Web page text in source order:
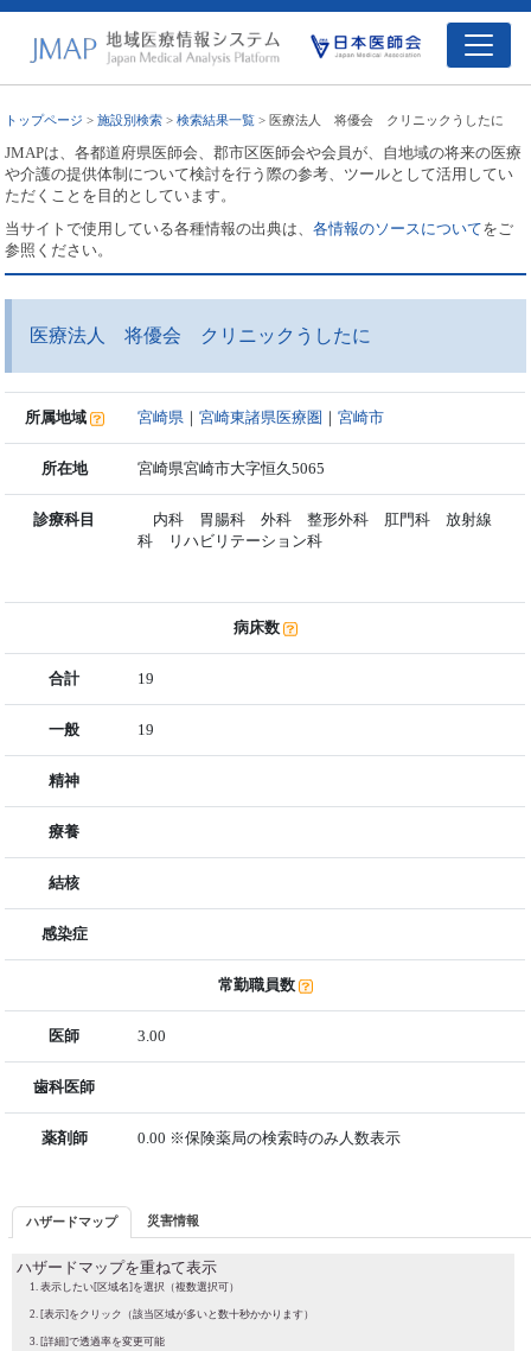
トップページ >施設別検索 >検索結果一覧 > 医療法人 将優会 クリニックうしたに
JMAPは、各都道府県医師会、郡市区医師会や会員が、自地域の将来の医療
や介護の提供体制について検討を行う際の参考、ツールとして活用してい
ただくことを目的としています。
当サイトで使用している各種情報の出典は、各情報のソースについてをご
参照ください。
医療法人 将優会 クリニックうしたに
所属地域 宮崎県 ｜宮崎東諸県医療圏 ｜宮崎市
所在地 宮崎県宮崎市大字恒久5065
診療科目
内科 胃腸科 外科 整形外科 肛門科 放射線
科 リハビリテーション科
病床数
合計 19
一般 19
精神
療養
結核
感染症
常勤職員数
医師 3.00
歯科医師
薬剤師 0.00 ※保険薬局の検索時のみ人数表示
ハザードマップ 災害情報
ハザードマップを重ねて表示
表示したい[区域名]を選択（複数選択可）
[表示]をクリック（該当区域が多いと数十秒かかります）
[詳細]で透過率を変更可能